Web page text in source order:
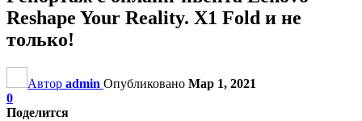
Reshape Your Reality. X1 Fold и не
только!
Автор admin Опубликовано Мар 1, 2021
0
Поделится